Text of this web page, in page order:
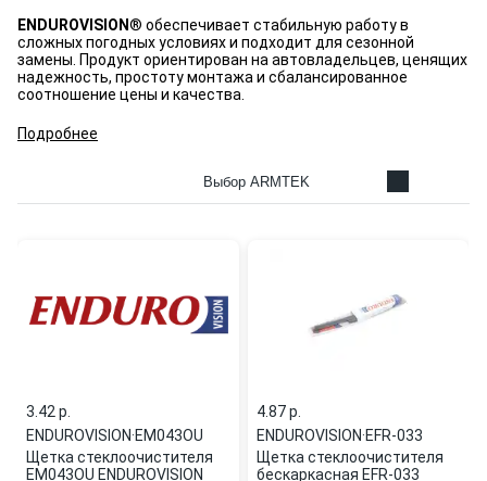
ENDUROVISION® обеспечивает стабильную работу в
сложных погодных условиях и подходит для сезонной
замены. Продукт ориентирован на автовладельцев, ценящих
надежность, простоту монтажа и сбалансированное
соотношение цены и качества.
Подробнее
Выбор ARMTEK
3.42 p.
ENDUROVISION·EM043OU
Щетка стеклоочистителя
EM043OU ENDUROVISION
4.87 p.
ENDUROVISION·EFR-033
Щетка стеклоочистителя
бескаркасная EFR-033